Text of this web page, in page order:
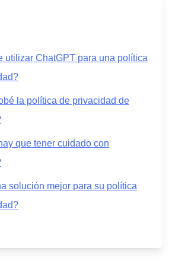
utilizar ChatGPT para una política
la política de privacidad de
que tener cuidado con
solución mejor para su política